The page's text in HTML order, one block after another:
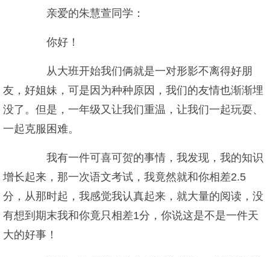
亲爱的朱慧萱同学：
你好！
从大班开始我们俩就是一对形影不离得好朋
友，好姐妹，可是因为种种原因，我们的友情也渐渐埋
没了。但是，一年级又让我们重温，让我们一起玩耍、
一起克服困难。
我有一件可喜可贺的事情，我发现，我的知识
增长起来，那一次语文考试，我竟然就和你相差2.5
分，从那时起，我感觉我认真起来，就大量的阅读，没
有想到期末我和你竟只相差1分，你说这是不是一件天
大的好事！